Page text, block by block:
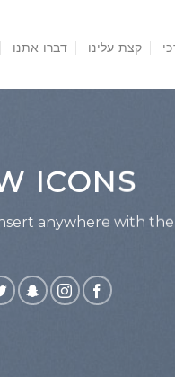
קצת עלינו דברו אתנו
ICONS
anywhere with